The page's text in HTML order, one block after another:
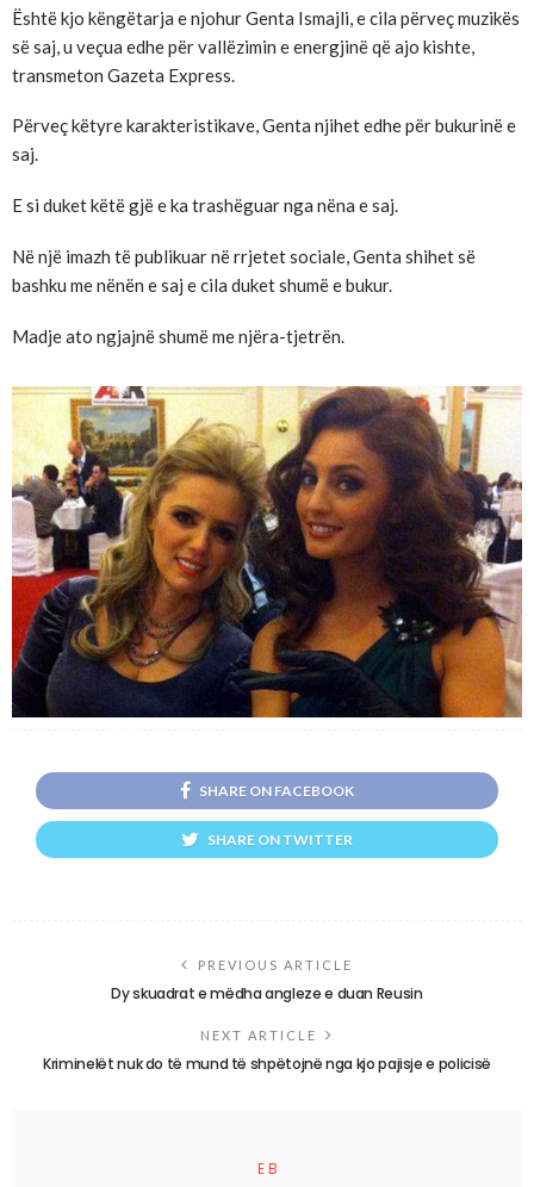
Është kjo këngëtarja e njohur Genta Ismajli, e cila përveç muzikës
së saj, u veçua edhe për vallëzimin e energjinë që ajo kishte,
transmeton Gazeta Express.
Përveç këtyre karakteristikave, Genta njihet edhe për bukurinë e
saj.
E si duket këtë gjë e ka trashëguar nga nëna e saj.
Në një imazh të publikuar në rrjetet sociale, Genta shihet së
bashku me nënën e saj e cila duket shumë e bukur.
Madje ato ngjajnë shumë me njëra-tjetrën.
SHARE ON FACEBOOK
SHARE ON TWITTER
PREVIOUS ARTICLE
Dy skuadrat e mëdha angleze e duan Reusin
NEXT ARTICLE
Kriminelët nuk do të mund të shpëtojnë nga kjo pajisje e policisë
E B